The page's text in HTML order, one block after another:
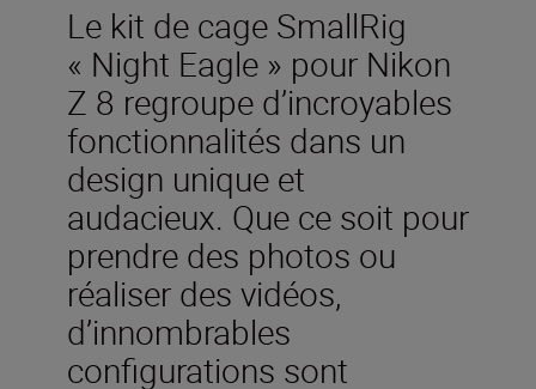
Le kit de cage SmallRig
« Night Eagle » pour Nikon
Z 8 regroupe d’incroyables
fonctionnalités dans un
design unique et
audacieux. Que ce soit pour
prendre des photos ou
réaliser des vidéos,
d’innombrables
configurations sont